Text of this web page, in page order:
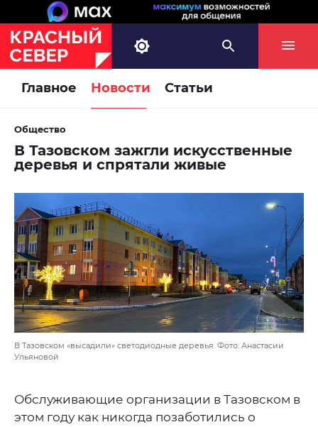
Главное Новости Статьи
Общество
В Тазовском зажгли искусственные
деревья и спрятали живые
В Тазовском «высадили» светодиодные деревья. Фото: Анастасии
Ульяновой
Обслуживающие организации в Тазовском в
этом году как никогда позаботились о